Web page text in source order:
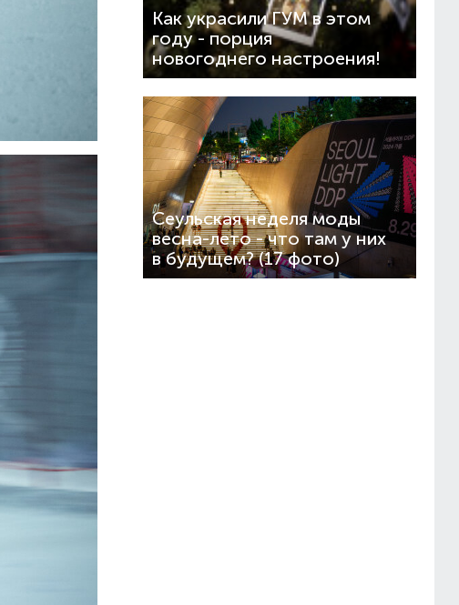
Как украсили ГУМ в этом
году - порция
новогоднего настроения!
Сеульская неделя моды
весна-лето - что там у них
в будущем? (17 фото)